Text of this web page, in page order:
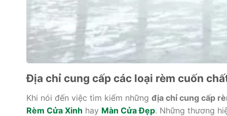
Địa chỉ cung cấp các loại rèm cuốn
Khi nói đến việc tìm kiếm những địa chỉ cung cấp
Rèm Cửa Xinh hay Màn Cửa Đẹp. Những thương